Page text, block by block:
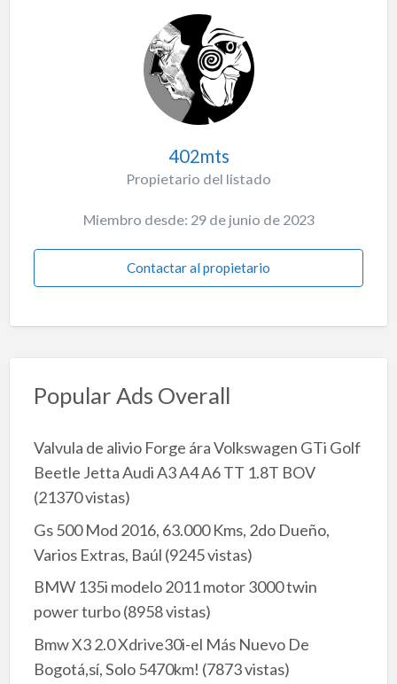
402mts
Propietario del listado
Miembro desde: 29 de junio de 2023
Contactar al propietario
Popular Ads Overall
Valvula de alivio Forge ára Volkswagen GTi Golf
Beetle Jetta Audi A3 A4 A6 TT 1.8T BOV
(21370 vistas)
Gs 500 Mod 2016, 63.000 Kms, 2do Dueño,
Varios Extras, Baúl (9245 vistas)
BMW 135i modelo 2011 motor 3000 twin
power turbo(8958 vistas)
Bmw X3 2.0 Xdrive30i-el Más Nuevo De
Bogotá,sí, Solo 5470km! (7873 vistas)